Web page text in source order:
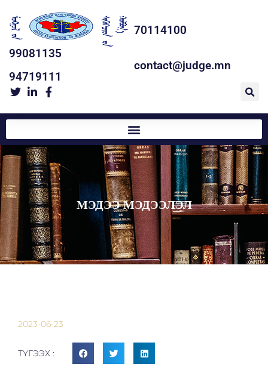
70114100
99081135
94719111
contact@judge.mn
МЭДЭЭ МЭДЭЭЛЭЛ
2023-06-23
ТҮГЭЭХ :